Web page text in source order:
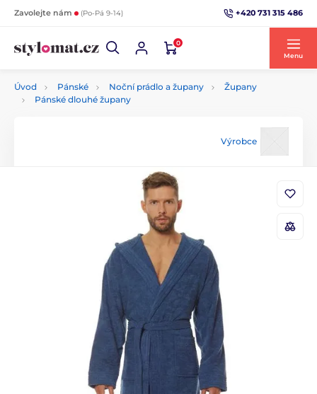
Zavolejte nám (Po-Pá 9-14) +420 731 315 486
0
Menu
Úvod Pánské Noční prádlo a župany
Župany
Pánské dlouhé župany
Výrobce